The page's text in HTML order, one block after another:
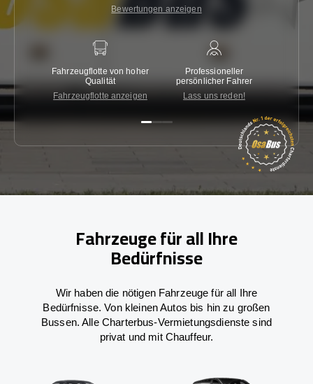
Bewertungen anzeigen
Fahrzeugflotte von hoher
Qualität
Fahrzeugflotte anzeigen
Professioneller
persönlicher Fahrer
Lass uns reden!
Fahrzeuge für all Ihre
Bedürfnisse
Wir haben die nötigen Fahrzeuge für all Ihre
Bedürfnisse. Von kleinen Autos bis hin zu großen
Bussen. Alle Charterbus-Vermietungsdienste sind
privat und mit Chauffeur.